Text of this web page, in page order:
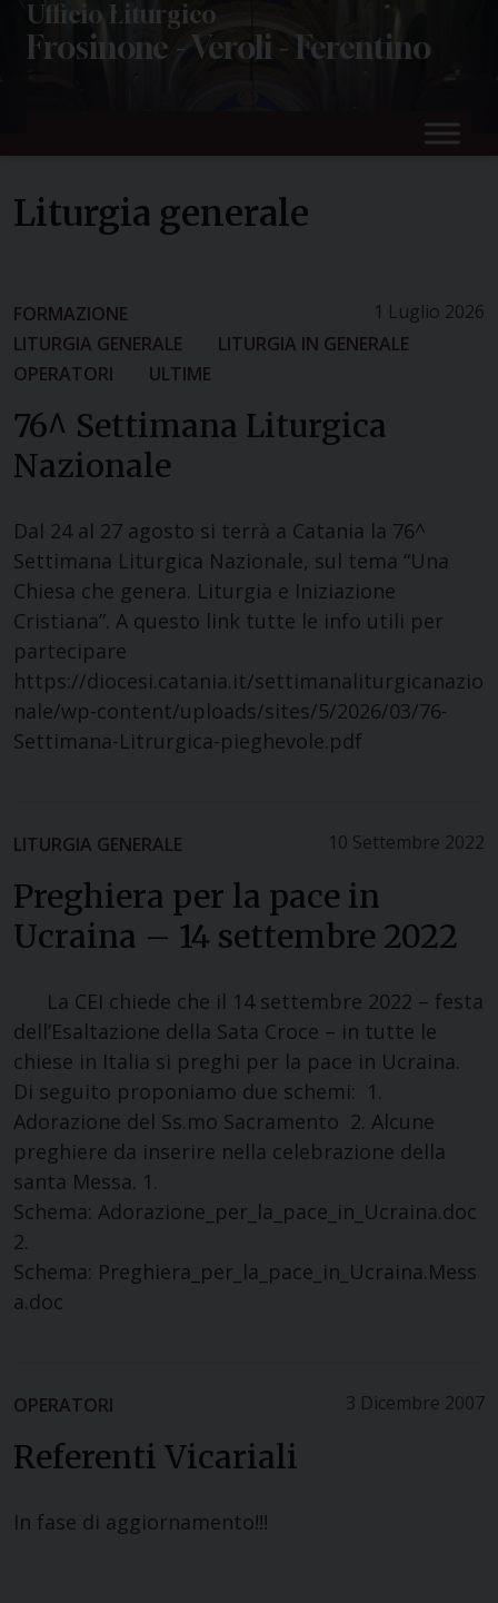
SkipUfficio Liturgico
Frosinone - Veroli - Ferentino
Liturgia generale
1 Luglio 2026
FORMAZIONE
LITURGIA GENERALE
LITURGIA IN GENERALE
OPERATORI
ULTIME
76^ Settimana Liturgica
Nazionale
Dal 24 al 27 agosto si terrà a Catania la 76^
Settimana Liturgica Nazionale, sul tema “Una
Chiesa che genera. Liturgia e Iniziazione
Cristiana”. A questo link tutte le info utili per
partecipare
https://diocesi.catania.it/settimanaliturgicanazio
nale/wp-content/uploads/sites/5/2026/03/76-
Settimana-Litrurgica-pieghevole.pdf
10 Settembre 2022
LITURGIA GENERALE
Preghiera per la pace in
Ucraina – 14 settembre 2022
La CEI chiede che il 14 settembre 2022 – festa
dell’Esaltazione della Sata Croce – in tutte le
chiese in Italia si preghi per la pace in Ucraina.
Di seguito proponiamo due schemi: 1.
Adorazione del Ss.mo Sacramento 2. Alcune
preghiere da inserire nella celebrazione della
santa Messa. 1.
Schema: Adorazione_per_la_pace_in_Ucraina.doc
2.
Schema: Preghiera_per_la_pace_in_Ucraina.Mess
a.doc
3 Dicembre 2007
OPERATORI
Referenti Vicariali
In fase di aggiornamento!!!